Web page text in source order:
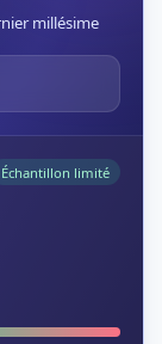
millésime
Échantillon limité